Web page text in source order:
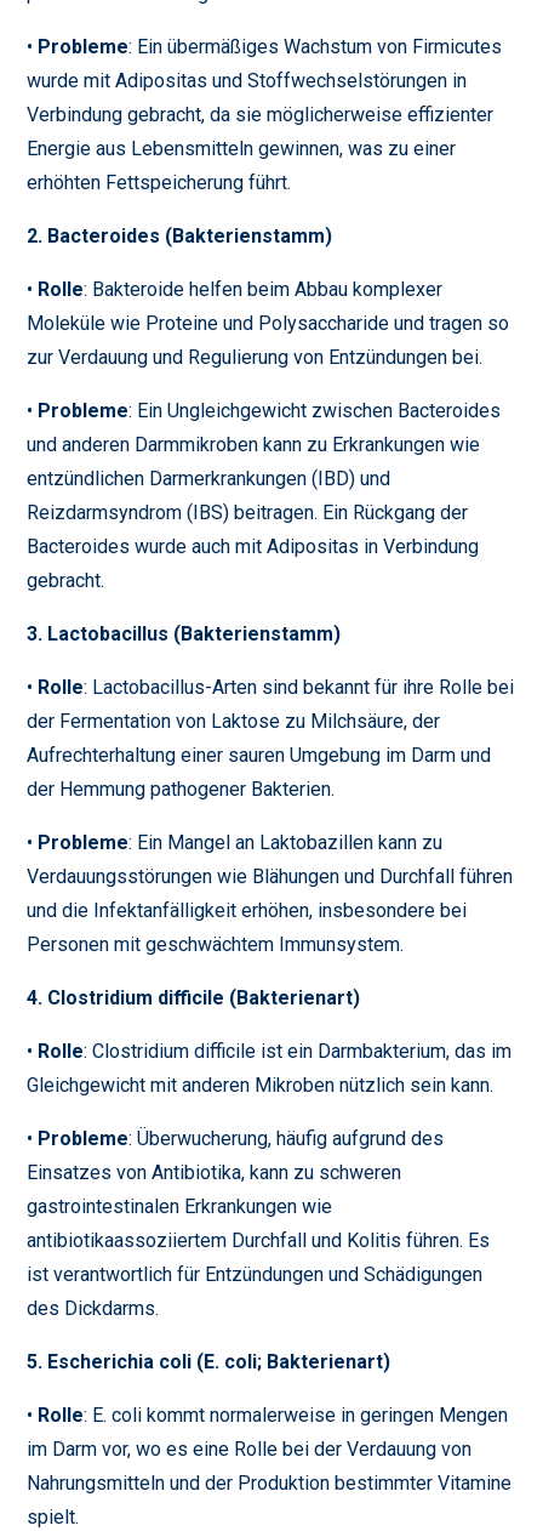
• Probleme: Ein übermäßiges Wachstum von Firmicutes
wurde mit Adipositas und Stoffwechselstörungen in
Verbindung gebracht, da sie möglicherweise effizienter
Energie aus Lebensmitteln gewinnen, was zu einer
erhöhten Fettspeicherung führt.
2. Bacteroides (Bakterienstamm)
• Rolle: Bakteroide helfen beim Abbau komplexer
Moleküle wie Proteine und Polysaccharide und tragen so
zur Verdauung und Regulierung von Entzündungen bei.
• Probleme: Ein Ungleichgewicht zwischen Bacteroides
und anderen Darmmikroben kann zu Erkrankungen wie
entzündlichen Darmerkrankungen (IBD) und
Reizdarmsyndrom (IBS) beitragen. Ein Rückgang der
Bacteroides wurde auch mit Adipositas in Verbindung
gebracht.
3. Lactobacillus (Bakterienstamm)
• Rolle: Lactobacillus-Arten sind bekannt für ihre Rolle bei
der Fermentation von Laktose zu Milchsäure, der
Aufrechterhaltung einer sauren Umgebung im Darm und
der Hemmung pathogener Bakterien.
• Probleme: Ein Mangel an Laktobazillen kann zu
Verdauungsstörungen wie Blähungen und Durchfall führen
und die Infektanfälligkeit erhöhen, insbesondere bei
Personen mit geschwächtem Immunsystem.
4. Clostridium difficile (Bakterienart)
• Rolle: Clostridium difficile ist ein Darmbakterium, das im
Gleichgewicht mit anderen Mikroben nützlich sein kann.
• Probleme: Überwucherung, häufig aufgrund des
Einsatzes von Antibiotika, kann zu schweren
gastrointestinalen Erkrankungen wie
antibiotikaassoziiertem Durchfall und Kolitis führen. Es
ist verantwortlich für Entzündungen und Schädigungen
des Dickdarms.
5. Escherichia coli (E. coli; Bakterienart)
• Rolle: E. coli kommt normalerweise in geringen Mengen
im Darm vor, wo es eine Rolle bei der Verdauung von
Nahrungsmitteln und der Produktion bestimmter Vitamine
spielt.